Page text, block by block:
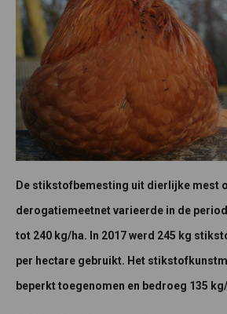
De stikstofbemesting uit dierlijke mest
derogatiemeetnet varieerde in de
tot 240 kg/ha. In 2017 werd 245 kg
per hectare gebruikt. Het
beperkt toegenomen en bedroeg 135